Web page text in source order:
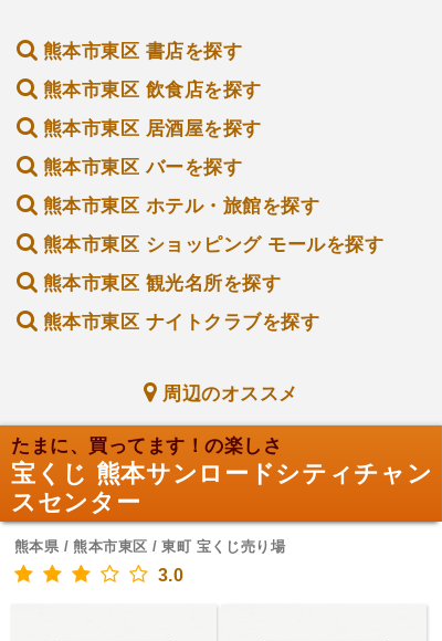
熊本市東区 書店を探す
熊本市東区 飲食店を探す
熊本市東区 居酒屋を探す
熊本市東区 バーを探す
熊本市東区 ホテル・旅館を探す
熊本市東区 ショッピング モールを探す
熊本市東区 観光名所を探す
熊本市東区 ナイトクラブを探す
周辺のオススメ
たまに、買ってます！の楽しさ
宝くじ 熊本サンロードシティチャン
スセンター
熊本県 / 熊本市東区 / 東町 宝くじ売り場
3.0